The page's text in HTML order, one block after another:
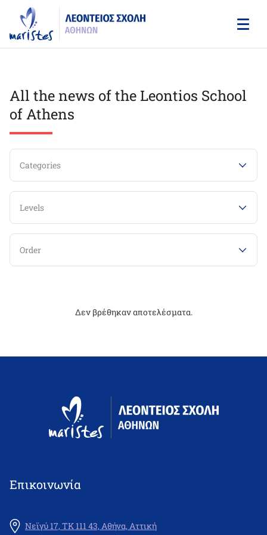
main
content
All the news of the Leontios School
of Athens
Categories
Levels
Order
Δεν βρέθηκαν αποτελέσματα.
Επικοινωνία
Νεϊγύ 17, ΤΚ 111 43, Αθήνα, Αττική